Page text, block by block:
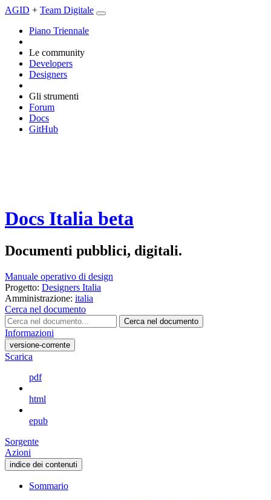
AGID + Team Digitale
Piano Triennale
Le community
Developers
Designers
Gli strumenti
Forum
Docs
GitHub
Docs Italia beta
Documenti pubblici, digitali.
Manuale operativo di design
Progetto: Designers Italia
Amministrazione: italia
Cerca nel documento
Cerca nel documento
Informazioni
versione-corrente
Scarica
pdf
html
epub
Sorgente
Azioni
indice dei contenuti
Sommario